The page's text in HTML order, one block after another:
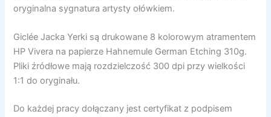
oryginalna sygnatura artysty ołówkiem.
Giclée Jacka Yerki są drukowane 8 kolorowym atramentem
HP Vivera na papierze Hahnemule German Etching 310g.
Pliki źródłowe mają rozdzielczość 300 dpi przy wielkości
1:1 do oryginału.
Do każdej pracy dołączany jest certyfikat z podpisem